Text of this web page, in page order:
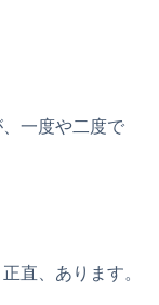
一度や二度で
直、あります。